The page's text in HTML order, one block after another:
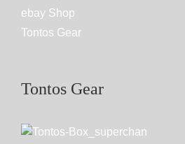
ebay Shop
Tontos Gear
Tontos Gear